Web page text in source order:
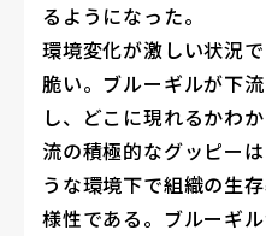
るようになった。
環境変化が激しい状況
脆い。ブルーギルが下
し、どこに現れるかわ
流の積極的なグッピー
うな環境下で組織の生
様性である。ブルーギ